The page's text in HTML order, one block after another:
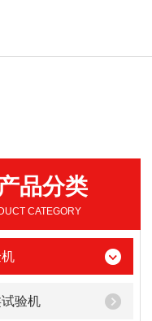
品分类
CATEGORY
验机